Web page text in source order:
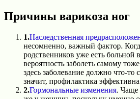
Причины варикоза ног
1.Наследственная
несомненно, важный фактор.
родственников уже есть больной
вероятность заболеть самому
здесь заболевание должно что-то
значит, профилактика
2.Гормональные изменения. Чаще